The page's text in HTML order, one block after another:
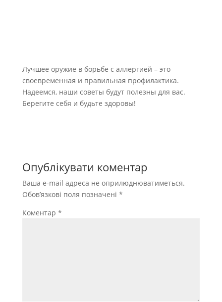
Лучшее оружие в борьбе с аллергией – это
своевременная и правильная профилактика.
Надеемся, наши советы будут полезны для вас.
Берегите себя и будьте здоровы!
Опублікувати коментар
Ваша e-mail адреса не оприлюднюватиметься.
Обов’язкові поля позначені *
Коментар *